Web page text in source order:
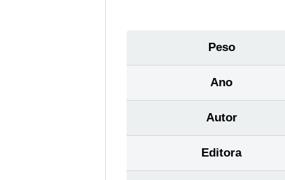
Peso
Ano
Autor
Editora